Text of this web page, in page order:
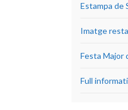
Estampa de
Imatge
Festa Major
Full